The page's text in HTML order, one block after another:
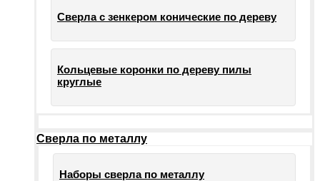
Сверла с зенкером конические по дереву
Кольцевые коронки по дереву пилы
круглые
Сверла по металлу
Наборы сверла по металлу